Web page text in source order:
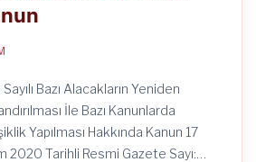
Kanunlarda
Kanun
için
Bazı Alacakların Yeniden
İle Bazı Kanunlarda
Yapılması Hakkında Kanun 17
2020 Tarihli Resmi Gazete Sayı:…